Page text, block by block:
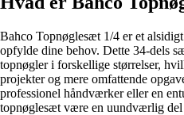
Bahco Topnøglesæt 1/4 er et
opfylde dine behov. Dette 34-dels
topnøgler i forskellige størrelser,
projekter og mere omfattende
professionel håndværker eller en
topnøglesæt være en uundværlig